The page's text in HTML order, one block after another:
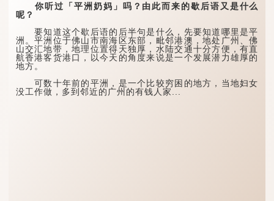
你听过「平洲奶妈」吗？由此而来的歇后语又是什么
呢？
要知道这个歇后语的后半句是什么，先要知道哪里是平
洲。平洲位于佛山市南海区东部，毗邻港澳，地处广州、佛
山交汇地带，地理位置得天独厚，水陆交通十分方便，有直
航香港客货港口，以今天的角度来说是一个发展潜力雄厚的
地方。
可数十年前的平洲，是一个比较穷困的地方，当地妇女
没工作做，多到邻近的广州的有钱人家...